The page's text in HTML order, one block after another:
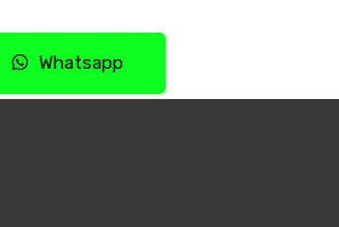
Whatsapp